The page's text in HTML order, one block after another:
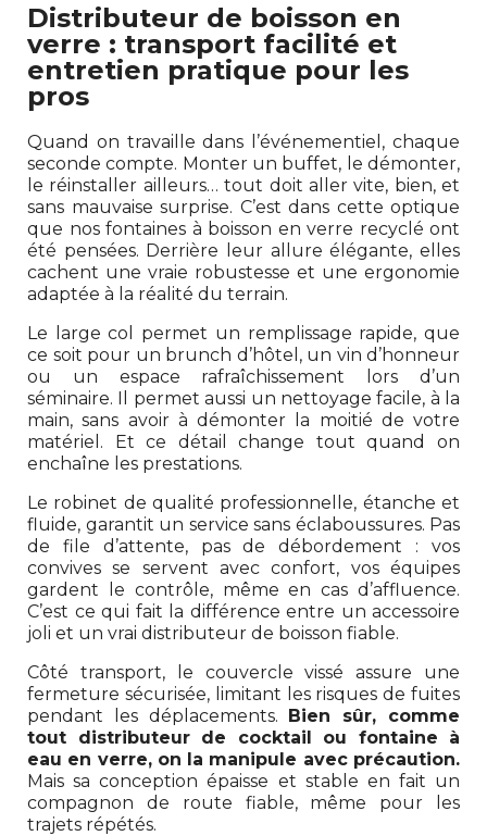
Distributeur de boisson en
verre : transport facilité et
entretien pratique pour les
pros
Quand on travaille dans l’événementiel, chaque
seconde compte. Monter un buffet, le démonter,
le réinstaller ailleurs… tout doit aller vite, bien, et
sans mauvaise surprise. C’est dans cette optique
que nos fontaines à boisson en verre recyclé ont
été pensées. Derrière leur allure élégante, elles
cachent une vraie robustesse et une ergonomie
adaptée à la réalité du terrain.
Le large col permet un remplissage rapide, que
ce soit pour un brunch d’hôtel, un vin d’honneur
ou un espace rafraîchissement lors d’un
séminaire. Il permet aussi un nettoyage facile, à la
main, sans avoir à démonter la moitié de votre
matériel. Et ce détail change tout quand on
enchaîne les prestations.
Le robinet de qualité professionnelle, étanche et
fluide, garantit un service sans éclaboussures. Pas
de file d’attente, pas de débordement : vos
convives se servent avec confort, vos équipes
gardent le contrôle, même en cas d’affluence.
C’est ce qui fait la différence entre un accessoire
joli et un vrai distributeur de boisson fiable.
Côté transport, le couvercle vissé assure une
fermeture sécurisée, limitant les risques de fuites
pendant les déplacements. Bien sûr, comme
tout distributeur de cocktail ou fontaine à
eau en verre, on la manipule avec précaution.
Mais sa conception épaisse et stable en fait un
compagnon de route fiable, même pour les
trajets répétés.